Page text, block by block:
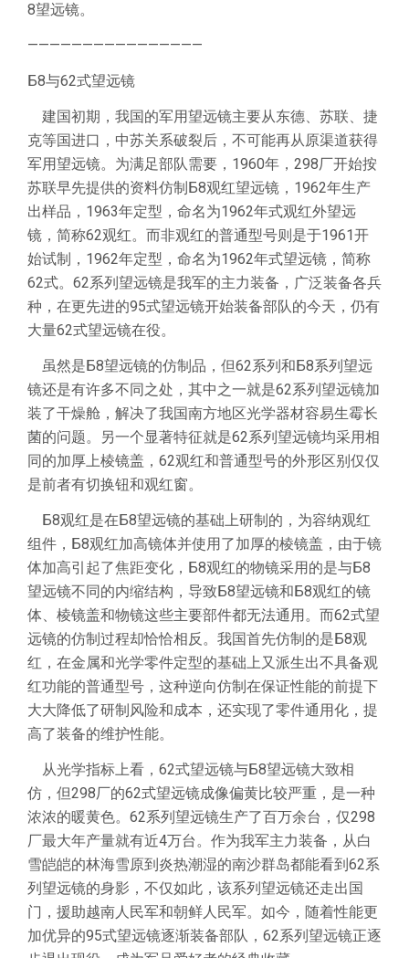
8望远镜。
————————————————
Б8与62式望远镜
建国初期，我国的军用望远镜主要从东德、苏联、捷
克等国进口，中苏关系破裂后，不可能再从原渠道获得
军用望远镜。为满足部队需要，1960年，298厂开始按
苏联早先提供的资料仿制Б8观红望远镜，1962年生产
出样品，1963年定型，命名为1962年式观红外望远
镜，简称62观红。而非观红的普通型号则是于1961开
始试制，1962年定型，命名为1962年式望远镜，简称
62式。62系列望远镜是我军的主力装备，广泛装备各兵
种，在更先进的95式望远镜开始装备部队的今天，仍有
大量62式望远镜在役。
虽然是Б8望远镜的仿制品，但62系列和Б8系列望远
镜还是有许多不同之处，其中之一就是62系列望远镜加
装了干燥舱，解决了我国南方地区光学器材容易生霉长
菌的问题。另一个显著特征就是62系列望远镜均采用相
同的加厚上棱镜盖，62观红和普通型号的外形区别仅仅
是前者有切换钮和观红窗。
Б8观红是在Б8望远镜的基础上研制的，为容纳观红
组件，Б8观红加高镜体并使用了加厚的棱镜盖，由于镜
体加高引起了焦距变化，Б8观红的物镜采用的是与Б8
望远镜不同的内缩结构，导致Б8望远镜和Б8观红的镜
体、棱镜盖和物镜这些主要部件都无法通用。而62式望
远镜的仿制过程却恰恰相反。我国首先仿制的是Б8观
红，在金属和光学零件定型的基础上又派生出不具备观
红功能的普通型号，这种逆向仿制在保证性能的前提下
大大降低了研制风险和成本，还实现了零件通用化，提
高了装备的维护性能。
从光学指标上看，62式望远镜与Б8望远镜大致相
仿，但298厂的62式望远镜成像偏黄比较严重，是一种
浓浓的暖黄色。62系列望远镜生产了百万余台，仅298
厂最大年产量就有近4万台。作为我军主力装备，从白
雪皑皑的林海雪原到炎热潮湿的南沙群岛都能看到62系
列望远镜的身影，不仅如此，该系列望远镜还走出国
门，援助越南人民军和朝鲜人民军。如今，随着性能更
加优异的95式望远镜逐渐装备部队，62系列望远镜正逐